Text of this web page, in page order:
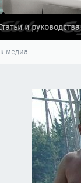
и руководства
медиа